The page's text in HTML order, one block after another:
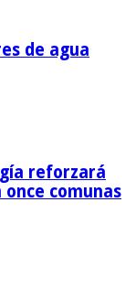
de agua
reforzará
comunas